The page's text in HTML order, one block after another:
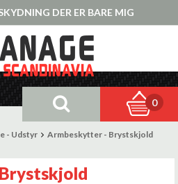
DER ER BARE MIG
0
- Udstyr Armbeskytter - Brystskjold